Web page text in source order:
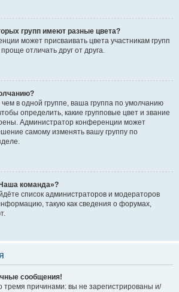
групп имеют разные цвета?
может присваивать цвета участникам групп
отличать друг от друга.
в одной группе, ваша группа по умолчанию
определить, какие групповые цвет и звание
Администратор конференции может
самому изменять вашу группу по
команда»?
список администраторов и модераторов
такую как сведения о форумах,
сообщения!
тремя причинами: вы не зарегистрированы и/